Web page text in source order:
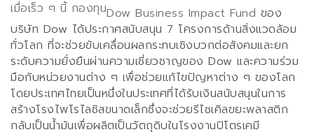
เมื่อเร็ว ๆ นี้ กองทุนDow Business Impact Fund ของ
บริษัท Dow ได้ประกาศสนับสนุน 7 โครงการด้านสิ่งแวดล้อม
ทั่วโลก ที่จะช่วยขับเคลื่อนผลกระทบเชิงบวกต่อสังคมและยก
ระดับความยั่งยืนผ่านความเชี่ยวชาญของ Dow และความร่วม
มือกับหน่วยงานต่าง ๆ เพื่อช่วยแก้ไขปัญหาต่าง ๆ ของโลก
โดยประเทศไทยเป็นหนึ่งในประเทศที่ได้รับเงินสนับสนุนในการ
สร้างโรงไพโรไลซิสขนาดเล็กซึ่งจะช่วยรีไซเคิลขยะพลาสติก
กลับเป็นน้ำมันเพื่อผลิตเป็นวัตถุดิบในโรงงานปิโตรเคมี